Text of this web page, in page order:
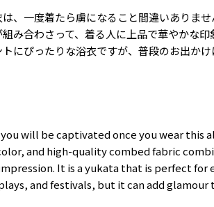
、一度着たら虜になること間違いありま
み合わさって、着る人に上品で華やかな
にぴったりな浴衣ですが、普段のお出か
will be captivated once you wear this
and high-quality combed fabric
It is a yukata that is perfect for
and festivals, but it can add glamour